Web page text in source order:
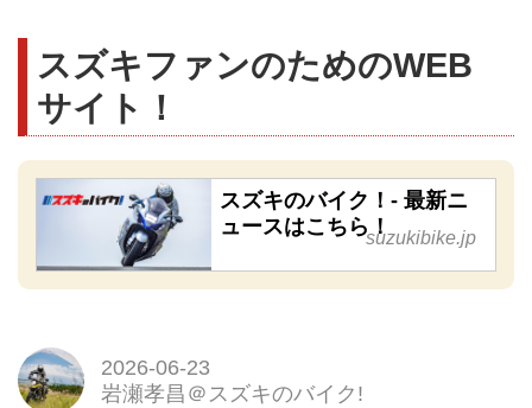
スズキファンのためのWEB
サイト！
スズキのバイク！- 最新ニ
ュースはこちら！suzukibike.jp
2026-06-23
岩瀬孝昌＠スズキのバイク!